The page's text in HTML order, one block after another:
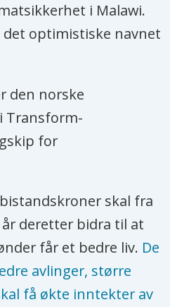
i Malawi.
optimistiske navnet
den norske
Transform-
for
skal fra
deretter bidra til at
får et bedre liv. De
avlinger, større
få økte inntekter av